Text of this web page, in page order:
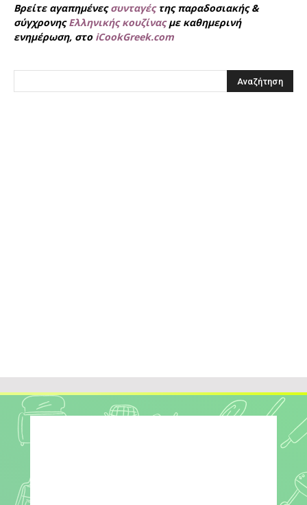
Βρείτε αγαπημένεςσυνταγέςτης παραδοσιακής &
σύγχρονηςΕλληνικής κουζίναςμε καθημερινή
ενημέρωση, στο iCookGreek.com